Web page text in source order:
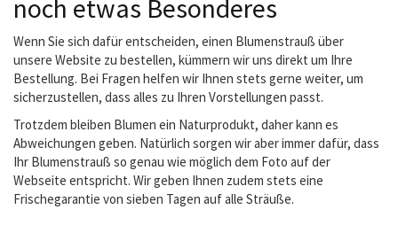
noch etwas Besonderes
Wenn Sie sich dafür entscheiden, einen Blumenstrauß über
unsere Website zu bestellen, kümmern wir uns direkt um Ihre
Bestellung. Bei Fragen helfen wir Ihnen stets gerne weiter, um
sicherzustellen, dass alles zu Ihren Vorstellungen passt.
Trotzdem bleiben Blumen ein Naturprodukt, daher kann es
Abweichungen geben. Natürlich sorgen wir aber immer dafür, dass
Ihr Blumenstrauß so genau wie möglich dem Foto auf der
Webseite entspricht. Wir geben Ihnen zudem stets eine
Frischegarantie von sieben Tagen auf alle Sträuße.